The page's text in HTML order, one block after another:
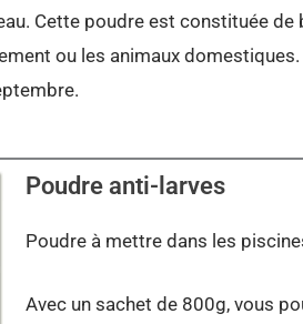
Cette poudre est constituée
ou les animaux
Poudre anti-larves
Poudre à mettre dans les
Avec un sachet de 800g, vous